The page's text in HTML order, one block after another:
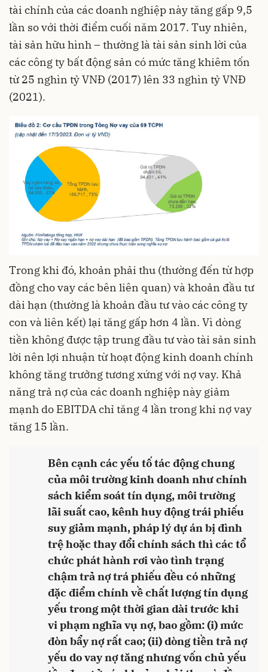
tài chính của các doanh nghiệp này tăng gấp 9,5
lần so với thời điểm cuối năm 2017. Tuy nhiên,
tài sản hữu hình – thường là tài sản sinh lời của
các công ty bất động sản có mức tăng khiêm tốn
từ 25 nghìn tỷ VNĐ (2017) lên 33 nghìn tỷ VNĐ
(2021).
Trong khi đó, khoản phải thu (thường đến từ hợp
đồng cho vay các bên liên quan) và khoản đầu tư
dài hạn (thường là khoản đầu tư vào các công ty
con và liên kết) lại tăng gấp hơn 4 lần. Vì dòng
tiền không được tập trung đầu tư vào tài sản sinh
lời nên lợi nhuận từ hoạt động kinh doanh chính
không tăng trưởng tương xứng với nợ vay. Khả
năng trả nợ của các doanh nghiệp này giảm
mạnh do EBITDA chỉ tăng 4 lần trong khi nợ vay
tăng 15 lần.
Bên cạnh các yếu tố tác động chung
của môi trường kinh doanh như chính
sách kiểm soát tín dụng, môi trường
lãi suất cao, kênh huy động trái phiếu
suy giảm mạnh, pháp lý dự án bị đình
trệ hoặc thay đổi chính sách thì các tổ
chức phát hành rơi vào tình trạng
chậm trả nợ trá phiếu đều có những
đặc điểm chính về chất lượng tín dụng
yếu trong một thời gian dài trước khi
vi phạm nghĩa vụ nợ, bao gồm: (i) mức
đòn bẩy nợ rất cao; (ii) dòng tiền trả nợ
yếu do vay nợ tăng nhưng vốn chủ yếu